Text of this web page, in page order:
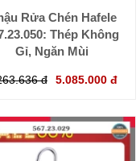
Rửa Chén Hafele
Thép Không
Gỉ, Ngăn Mùi
đ 5.085.000 đ